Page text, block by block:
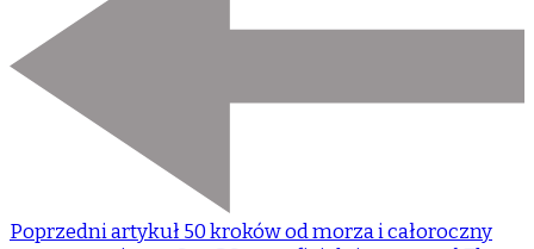
Poprzedni artykuł 50 kroków od morza i całoroczny